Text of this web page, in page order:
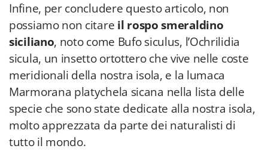
Infine, per concludere questo articolo, non
possiamo non citare il rospo smeraldino
siciliano, noto come Bufo siculus, l’Ochrilidia
sicula, un insetto ortottero che vive nelle coste
meridionali della nostra isola, e la lumaca
Marmorana platychela sicana nella lista delle
specie che sono state dedicate alla nostra isola,
molto apprezzata da parte dei naturalisti di
tutto il mondo.